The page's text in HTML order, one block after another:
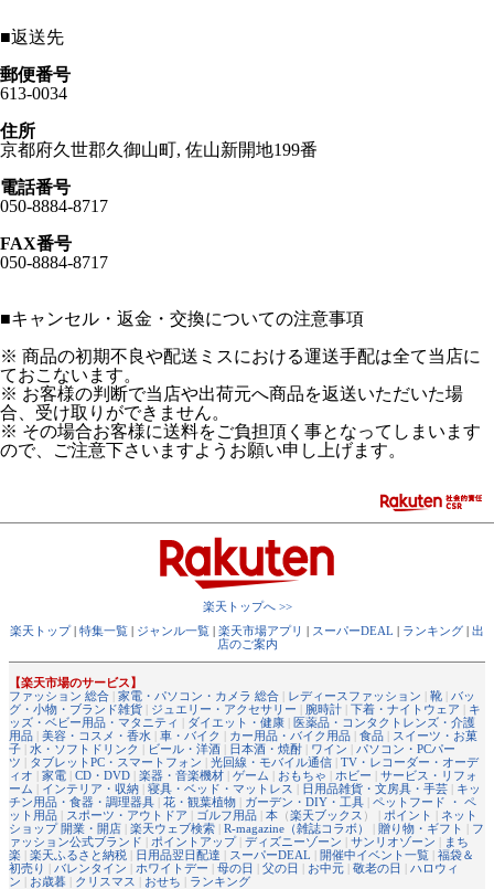
■返送先
郵便番号
613-0034
住所
京都府久世郡久御山町, 佐山新開地199番
電話番号
050-8884-8717
FAX番号
050-8884-8717
■キャンセル・返金・交換についての注意事項
※ 商品の初期不良や配送ミスにおける運送手配は全て当店に
ておこないます。
※ お客様の判断で当店や出荷元へ商品を返送いただいた場
合、受け取りができません。
※ その場合お客様に送料をご負担頂く事となってしまいます
ので、ご注意下さいますようお願い申し上げます。
楽天トップへ >>
楽天トップ| 特集一覧 | ジャンル一覧 | 楽天市場アプリ | スーパーDEAL | ランキング | 出
店のご案内
【楽天市場のサービス】
ファッション 総合 | 家電・パソコン・カメラ 総合 | レディースファッション | 靴 | バッ
グ・小物・ブランド雑貨 | ジュエリー・アクセサリー | 腕時計 | 下着・ナイトウェア | キ
ッズ・ベビー用品・マタニティ | ダイエット・健康 | 医薬品・コンタクトレンズ・介護
用品 | 美容・コスメ・香水 | 車・バイク | カー用品・バイク用品 | 食品 | スイーツ・お菓
子 | 水・ソフトドリンク | ビール・洋酒 | 日本酒・焼酎 | ワイン | パソコン・PCパー
ツ | タブレットPC・スマートフォン | 光回線・モバイル通信 | TV・レコーダー・オーデ
ィオ | 家電 | CD・DVD | 楽器・音楽機材 | ゲーム | おもちゃ | ホビー | サービス・リフォ
ーム | インテリア・収納 | 寝具・ベッド・マットレス | 日用品雑貨・文房具・手芸 | キッ
チン用品・食器・調理器具 | 花・観葉植物 | ガーデン・DIY・工具 | ペットフード ・ ペ
ット用品 | スポーツ・アウトドア | ゴルフ用品 | 本 （楽天ブックス ） | ポイント | ネット
ショップ 開業・開店 | 楽天ウェブ検索 | R-magazine（雑誌コラボ） | 贈り物・ギフト | フ
ァッション公式ブランド | ポイントアップ| ディズニーゾーン | サンリオゾーン | まち
楽 | 楽天ふるさと納税 | 日用品翌日配達 | スーパーDEAL | 開催中イベント一覧 | 福袋＆
初売り | バレンタイン | ホワイトデー | 母の日 | 父の日 | お中元 | 敬老の日 | ハロウィ
ン | お歳暮 | クリスマス | おせち | ランキング